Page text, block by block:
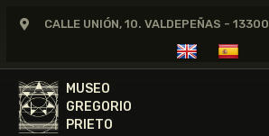
CALLE UNIÓN, 10. VALDEPEÑAS - 13300
MUSEO
GREGORIO
PRIETO
MUSEO
GREGORIO